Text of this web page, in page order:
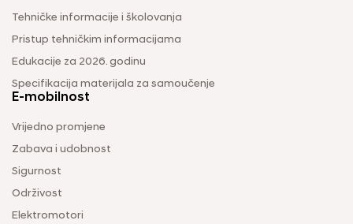
Tehničke informacije i školovanja
Pristup tehničkim informacijama
Edukacije za 2026. godinu
Specifikacija materijala za samoučenje
E-mobilnost
Vrijedno promjene
Zabava i udobnost
Sigurnost
Održivost
Elektromotori